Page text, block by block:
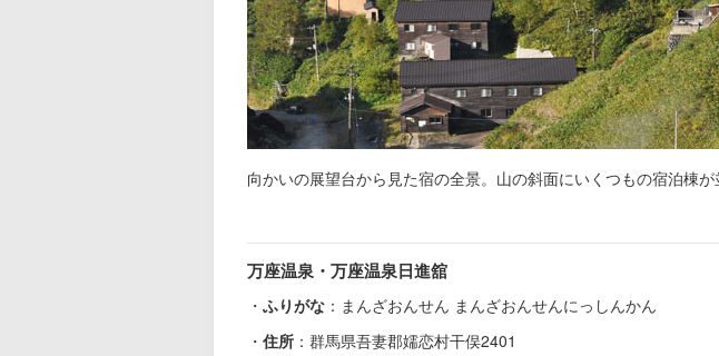
向かいの展望台から見た宿の全景。山の斜面にいくつもの宿泊棟が
万座温泉・万座温泉日進舘
・ ふりがな ：まんざおんせん まんざおんせんにっしんかん
・ 住所 ：群馬県吾妻郡嬬恋村干俣2401